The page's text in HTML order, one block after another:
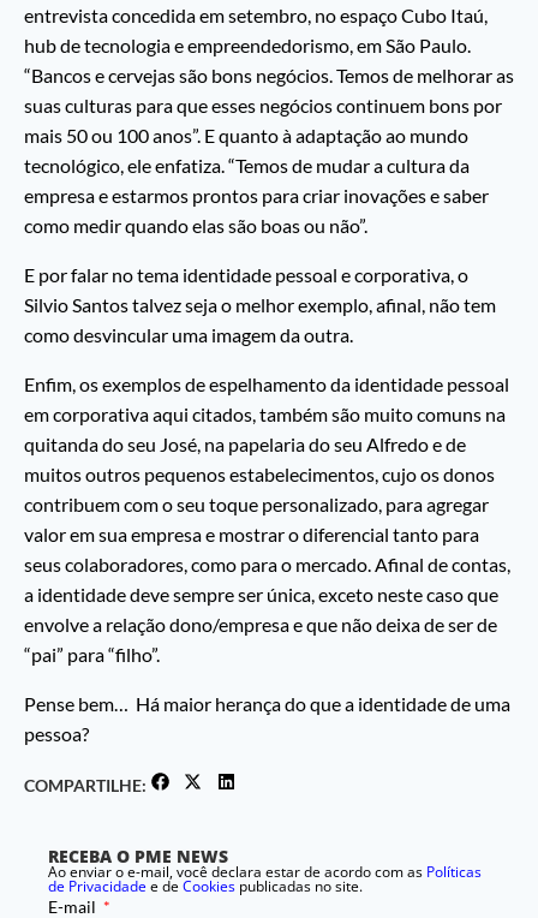
entrevista concedida em setembro, no espaço Cubo Itaú,
hub de tecnologia e empreendedorismo, em São Paulo.
“Bancos e cervejas são bons negócios. Temos de melhorar as
suas culturas para que esses negócios continuem bons por
mais 50 ou 100 anos”. E quanto à adaptação ao mundo
tecnológico, ele enfatiza. “Temos de mudar a cultura da
empresa e estarmos prontos para criar inovações e saber
como medir quando elas são boas ou não”.
E por falar no tema identidade pessoal e corporativa, o
Silvio Santos talvez seja o melhor exemplo, afinal, não tem
como desvincular uma imagem da outra.
Enfim, os exemplos de espelhamento da identidade pessoal
em corporativa aqui citados, também são muito comuns na
quitanda do seu José, na papelaria do seu Alfredo e de
muitos outros pequenos estabelecimentos, cujo os donos
contribuem com o seu toque personalizado, para agregar
valor em sua empresa e mostrar o diferencial tanto para
seus colaboradores, como para o mercado. Afinal de contas,
a identidade deve sempre ser única, exceto neste caso que
envolve a relação dono/empresa e que não deixa de ser de
“pai” para “filho”.
Pense bem… Há maior herança do que a identidade de uma
pessoa?
COMPARTILHE:
RECEBA O PME NEWS
Ao enviar o e-mail, você declara estar de acordo com as Políticas
de Privacidadee deCookies publicadas no site.
E-mail